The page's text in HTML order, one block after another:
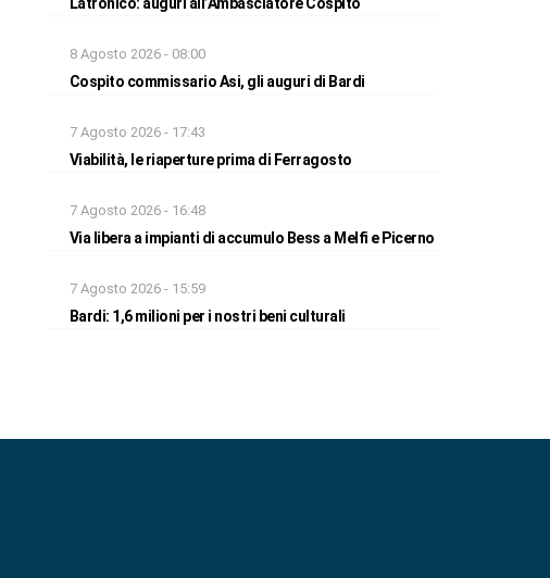
8 Agosto 2026 - 08:00
Cospito commissario Asi, gli auguri di Bardi
7 Agosto 2026 - 17:43
Viabilità, le riaperture prima di Ferragosto
7 Agosto 2026 - 16:48
Via libera a impianti di accumulo Bess a Melfi e Picerno
7 Agosto 2026 - 15:59
Bardi: 1,6 milioni per i nostri beni culturali